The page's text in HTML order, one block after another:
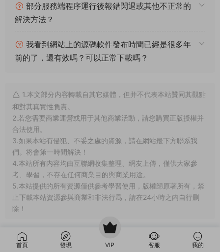
部分服務端程序運行後報錯閃退或其他不正常的
解決方法？
我看到網站上的源碼軟件發布時間已經是很多年
前的了，還有效嗎？可以正常下載嗎？
1.本文部分内容轉載自其它媒體，但并不代表本站贊同其觀點
和對其真實性負責。
2.若您需要商業運營或用于其他商業活動，請您購買正版授權并
合法使用。
3.如果本站有侵犯、不妥之處的資源，請在網站最下方聯系我
們。将會第一時間解決！
4.本站所有内容均由互聯網收集整理、網友上傳，僅供大家參
考、學習，不存在任何商業目的與商業用途。
5.本站提供的所有資源僅供參考學習使用，版權歸原著所有，禁
止下載本站資源參與商業和非法行爲，請在24小時之内自行删
除！
賞
首頁 發現 VIP 客服 我的